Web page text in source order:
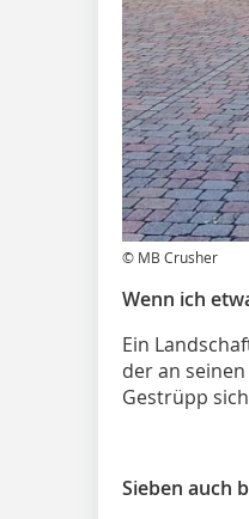
© MB Crusher
Wenn ich
Ein
der an
Gestrüpp
Sieben auch